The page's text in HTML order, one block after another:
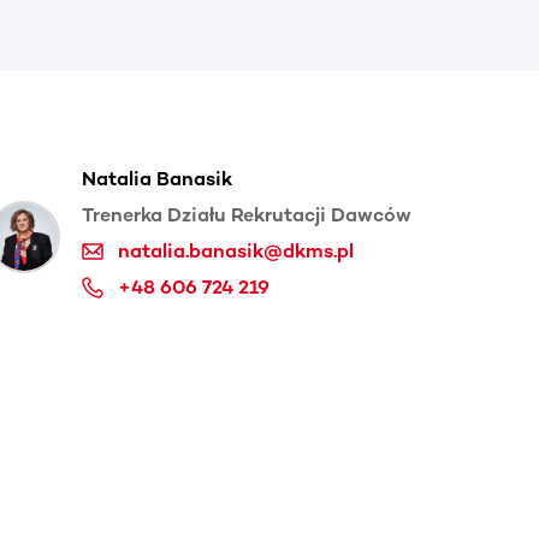
Natalia Banasik
Trenerka Działu Rekrutacji Dawców
natalia.banasik@dkms.pl
+48 606 724 219